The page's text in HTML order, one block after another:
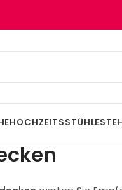
HOCHZEITSSTÜHLE